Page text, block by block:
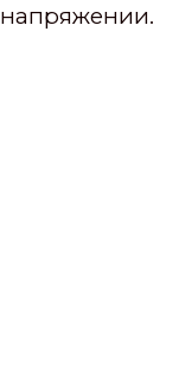
напряжении.